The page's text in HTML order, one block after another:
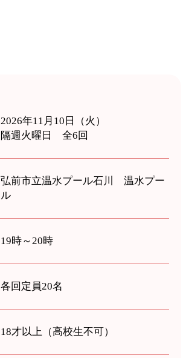
2026年11月10日（火）
隔週火曜日 全6回
弘前市立温水プール石川 温水プー
ル
19時～20時
各回定員20名
18才以上（高校生不可）